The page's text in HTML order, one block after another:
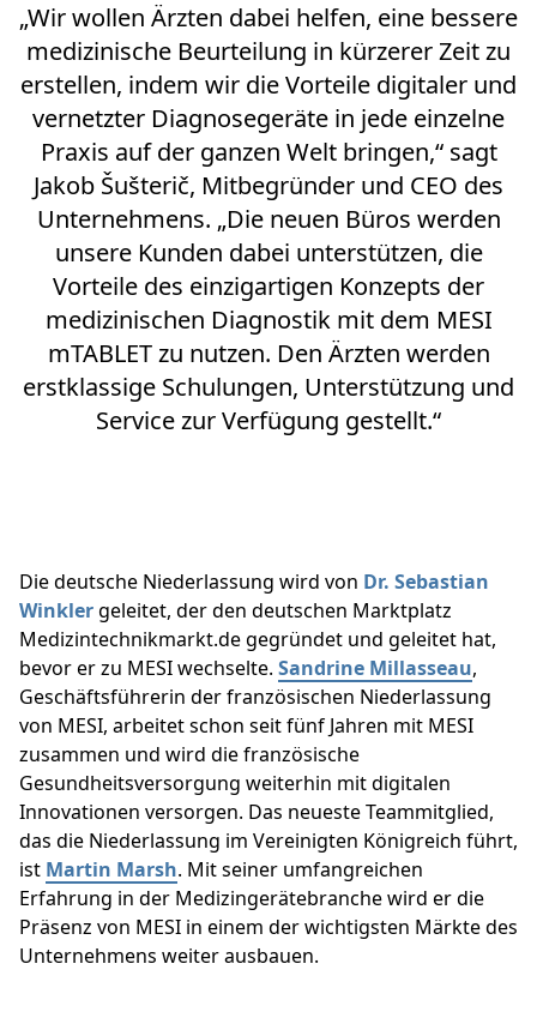
„Wir wollen Ärzten dabei helfen, eine bessere
medizinische Beurteilung in kürzerer Zeit zu
erstellen, indem wir die Vorteile digitaler und
vernetzter Diagnosegeräte in jede einzelne
Praxis auf der ganzen Welt bringen,“ sagt
Jakob Šušterič, Mitbegründer und CEO des
Unternehmens. „Die neuen Büros werden
unsere Kunden dabei unterstützen, die
Vorteile des einzigartigen Konzepts der
medizinischen Diagnostik mit dem MESI
mTABLET zu nutzen. Den Ärzten werden
erstklassige Schulungen, Unterstützung und
Service zur Verfügung gestellt.“
Die deutsche Niederlassung wird von Dr. Sebastian
Winklergeleitet, der den deutschen Marktplatz
Medizintechnikmarkt.de gegründet und geleitet hat,
bevor er zu MESI wechselte. Sandrine Millasseau,
Geschäftsführerin der französischen Niederlassung
von MESI, arbeitet schon seit fünf Jahren mit MESI
zusammen und wird die französische
Gesundheitsversorgung weiterhin mit digitalen
Innovationen versorgen. Das neueste Teammitglied,
das die Niederlassung im Vereinigten Königreich führt,
ist Martin Marsh. Mit seiner umfangreichen
Erfahrung in der Medizingerätebranche wird er die
Präsenz von MESI in einem der wichtigsten Märkte des
Unternehmens weiter ausbauen.